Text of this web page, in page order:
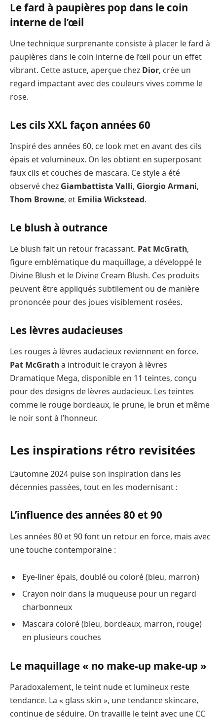
Le fard à paupières pop dans le coin
interne de l’œil
Une technique surprenante consiste à placer le fard à
paupières dans le coin interne de l’œil pour un effet
vibrant. Cette astuce, aperçue chez Dior, crée un
regard impactant avec des couleurs vives comme le
rose.
Les cils XXL façon années 60
Inspiré des années 60, ce look met en avant des cils
épais et volumineux. On les obtient en superposant
faux cils et couches de mascara. Ce style a été
observé chez Giambattista Valli, Giorgio Armani,
Thom Browne, et Emilia Wickstead.
Le blush à outrance
Le blush fait un retour fracassant. Pat McGrath,
figure emblématique du maquillage, a développé le
Divine Blush et le Divine Cream Blush. Ces produits
peuvent être appliqués subtilement ou de manière
prononcée pour des joues visiblement rosées.
Les lèvres audacieuses
Les rouges à lèvres audacieux reviennent en force.
Pat McGratha introduit le crayon à lèvres
Dramatique Mega, disponible en 11 teintes, conçu
pour des designs de lèvres audacieux. Les teintes
comme le rouge bordeaux, le prune, le brun et même
le noir sont à l’honneur.
Les inspirations rétro revisitées
L’automne 2024 puise son inspiration dans les
décennies passées, tout en les modernisant :
L’influence des années 80 et 90
Les années 80 et 90 font un retour en force, mais avec
une touche contemporaine :
Eye-liner épais, doublé ou coloré (bleu, marron)
Crayon noir dans la muqueuse pour un regard
charbonneux
Mascara coloré (bleu, bordeaux, marron, rouge)
en plusieurs couches
Le maquillage « no make-up make-up »
Paradoxalement, le teint nude et lumineux reste
tendance. La « glass skin », une tendance skincare,
continue de séduire. On travaille le teint avec une CC